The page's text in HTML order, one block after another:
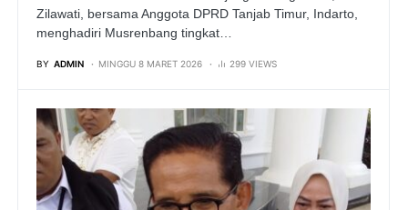
Zilawati, bersama Anggota DPRD Tanjab Timur, Indarto,
menghadiri Musrenbang tingkat…
BY ADMIN MINGGU 8 MARET 2026 299 VIEWS